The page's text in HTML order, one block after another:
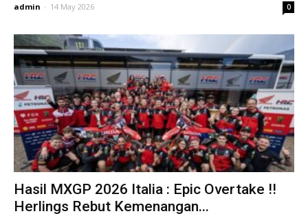
admin - 14 May 2026 0
Hasil MXGP 2026 Italia : Epic Overtake !!
Herlings Rebut Kemenangan...